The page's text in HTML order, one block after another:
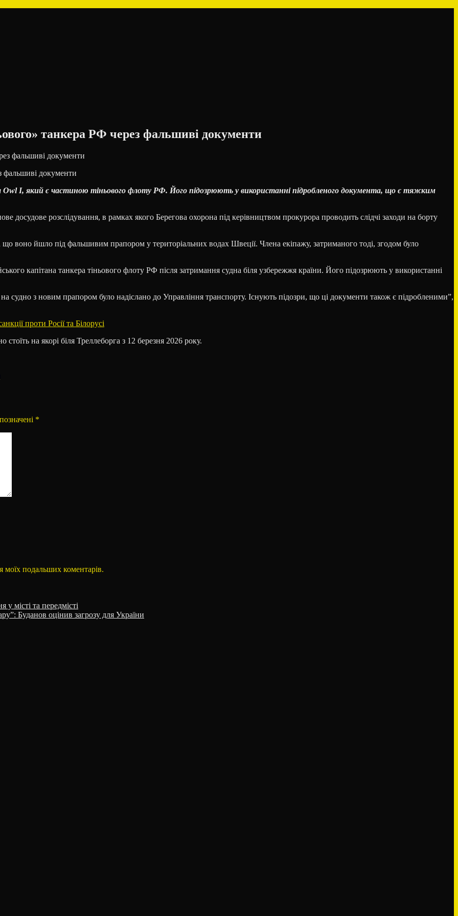
танкера РФ через фальшиві документи
фальшиві документи
Owl I, який є частиною тіньового флоту РФ. Його підозрюють у використанні підробленого документа, що є тяжким
досудове розслідування, в рамках якого Берегова охорона під керівництвом прокурора проводить слідчі заходи на борту
що воно йшло під фальшивим прапором у територіальних водах Швеції. Члена екіпажу, затриманого тоді, згодом було
капітана танкера тіньового флоту РФ після затримання судна біля узбережжя країни. Його підозрюють у використанні
судно з новим прапором було надіслано до Управління транспорту. Існують підозри, що ці документи також є підробленими”,
проти Росії та Білорусі
на якорі біля Треллеборга з 12 березня 2026 року.
*
моїх подальших коментарів.
місті та передмісті
Буданов оцінив загрозу для України